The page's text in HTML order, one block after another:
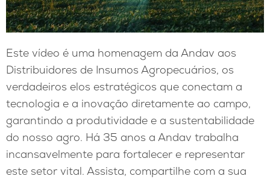
Este vídeo é uma homenagem da Andav aos
Distribuidores de Insumos Agropecuários, os
verdadeiros elos estratégicos que conectam a
tecnologia e a inovação diretamente ao campo,
garantindo a produtividade e a sustentabilidade
do nosso agro. Há 35 anos a Andav trabalha
incansavelmente para fortalecer e representar
este setor vital. Assista, compartilhe com a sua